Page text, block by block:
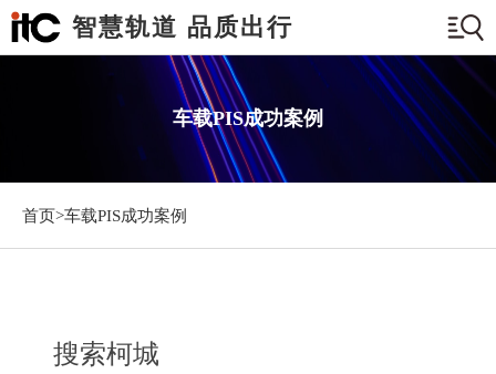
智慧轨道 品质出行
车载PIS成功案例
首页>车载PIS成功案例
搜索柯城